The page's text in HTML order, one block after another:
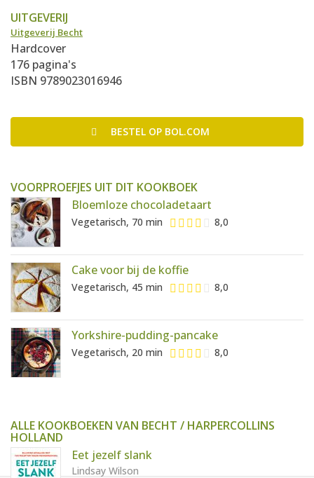
UITGEVERIJ
Uitgeverij Becht
Hardcover
176 pagina's
ISBN 9789023016946
BESTEL OP BOL.COM
VOORPROEFJES UIT DIT KOOKBOEK
Bloemloze chocoladetaart
Vegetarisch, 70 min 8,0
Cake voor bij de koffie
Vegetarisch, 45 min 8,0
Yorkshire-pudding-pancake
Vegetarisch, 20 min 8,0
ALLE KOOKBOEKEN VAN BECHT / HARPERCOLLINS
HOLLAND
Eet jezelf slank
Lindsay Wilson